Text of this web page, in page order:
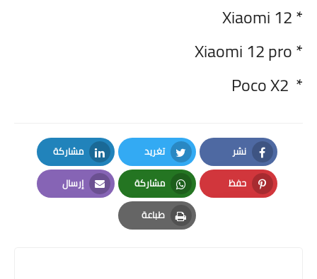
* Xiaomi 12
* Xiaomi 12 pro
* Poco X2
نشر
Facebook
تغريد
Twitter
مشاركة
LinkedIn
حفظ
Pinterest
مشاركة
Whatsapp
إرسال
Email
طباعة
Print